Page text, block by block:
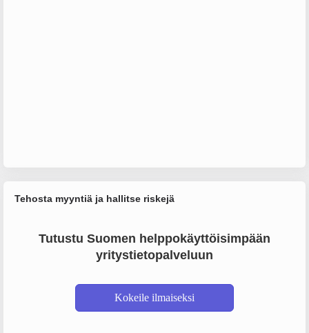
Tehosta myyntiä ja hallitse riskejä
Tutustu Suomen helppokäyttöisimpään
yritystietopalveluun
Kokeile ilmaiseksi